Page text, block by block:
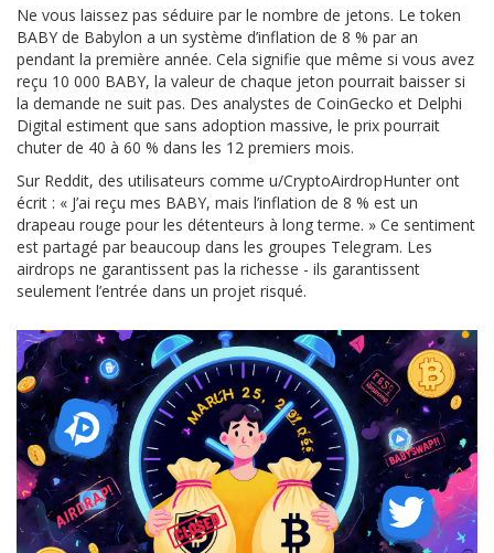
Ne vous laissez pas séduire par le nombre de jetons. Le token
BABY de Babylon a un système d’inflation de 8 % par an
pendant la première année. Cela signifie que même si vous avez
reçu 10 000 BABY, la valeur de chaque jeton pourrait baisser si
la demande ne suit pas. Des analystes de CoinGecko et Delphi
Digital estiment que sans adoption massive, le prix pourrait
chuter de 40 à 60 % dans les 12 premiers mois.
Sur Reddit, des utilisateurs comme u/CryptoAirdropHunter ont
écrit : « J’ai reçu mes BABY, mais l’inflation de 8 % est un
drapeau rouge pour les détenteurs à long terme. » Ce sentiment
est partagé par beaucoup dans les groupes Telegram. Les
airdrops ne garantissent pas la richesse - ils garantissent
seulement l’entrée dans un projet risqué.